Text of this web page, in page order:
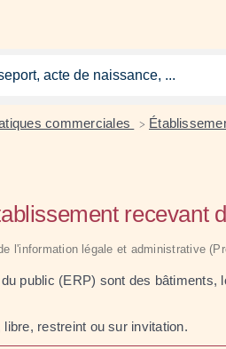
commerciales >
recevant
l'information légale et administrative
public (ERP) sont des
restreint ou sur invitation.